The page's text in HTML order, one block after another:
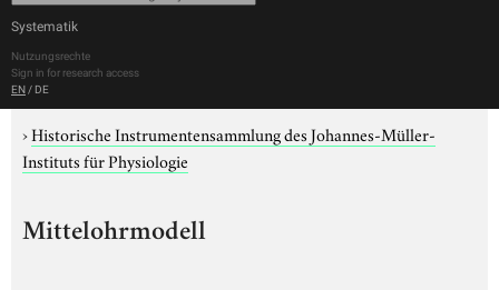
Systematik
Nutzungsrechte
Sign in for research access
EN / DE
›Historische Instrumentensammlung des Johannes-Müller-
Instituts für Physiologie
Mittelohrmodell